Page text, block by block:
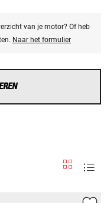
van je motor? Of heb
Naar het formulier